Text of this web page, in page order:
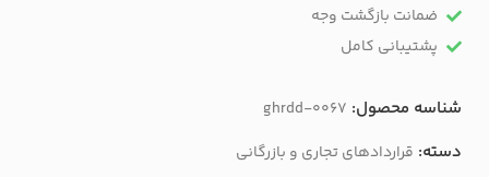
ضمانت بازگشت وجه​
پشتیبانی کامل
شناسه محصول: ghrdd-0067
دسته: قراردادهای تجاری و بازرگانی